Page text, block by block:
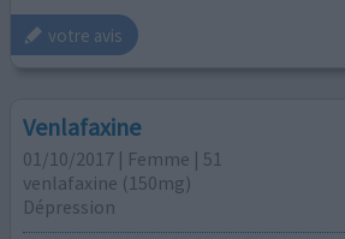
votre avis
Venlafaxine
01/10/2017 | Femme | 51
venlafaxine (150mg)
Dépression